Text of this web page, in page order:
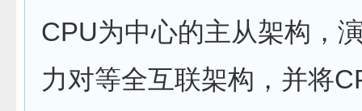
CPU为中心的主从架构，
力对等全互联架构，并将